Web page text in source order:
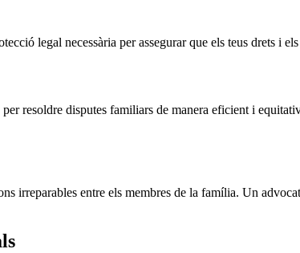
legal necessària per assegurar que els teus drets i
resoldre disputes familiars de manera eficient i
irreparables entre els membres de la família. Un